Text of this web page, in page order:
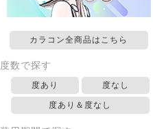
カラコン全商品はこちら
度数で探す
度あり 度なし
度あり＆度なし